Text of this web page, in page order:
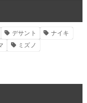
デサント
ナイキ
ミズノ